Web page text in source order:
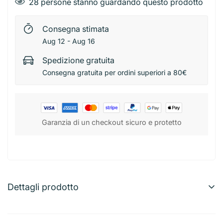
Consegna stimata
Aug 12 - Aug 16
Spedizione gratuita
Consegna gratuita per ordini superiori a 80€
Garanzia di un checkout sicuro e protetto
Dettagli prodotto